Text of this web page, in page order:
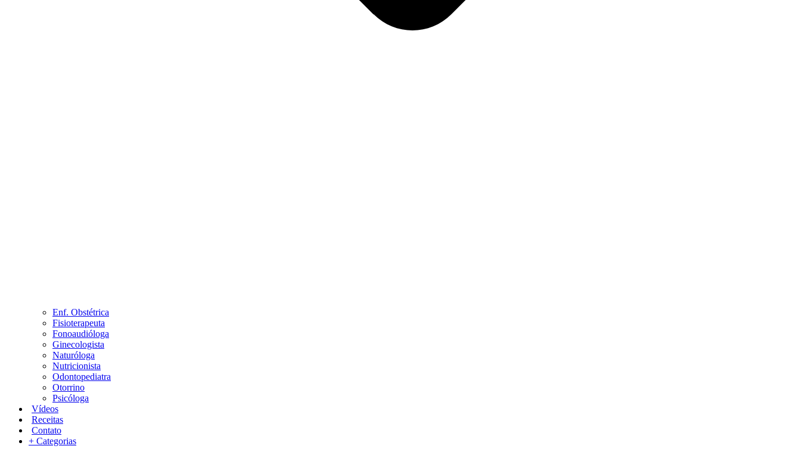
Enf. Obstétrica
Fisioterapeuta
Fonoaudióloga
Ginecologista
Naturóloga
Nutricionista
Odontopediatra
Otorrino
Psicóloga
Vídeos
Receitas
Contato
+ Categorias